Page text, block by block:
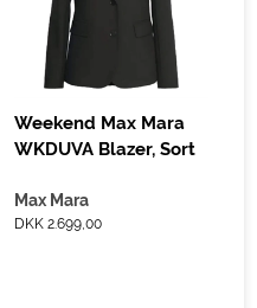
Weekend Max Mara
WKDUVA Blazer, Sort
Max Mara
DKK 2.699,00